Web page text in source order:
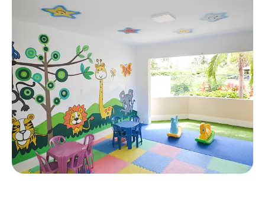
Brinquedoteca
Diversão garantida para os pequenos na
nossa brinquedoteca. Explore a imaginação e
a alegria!